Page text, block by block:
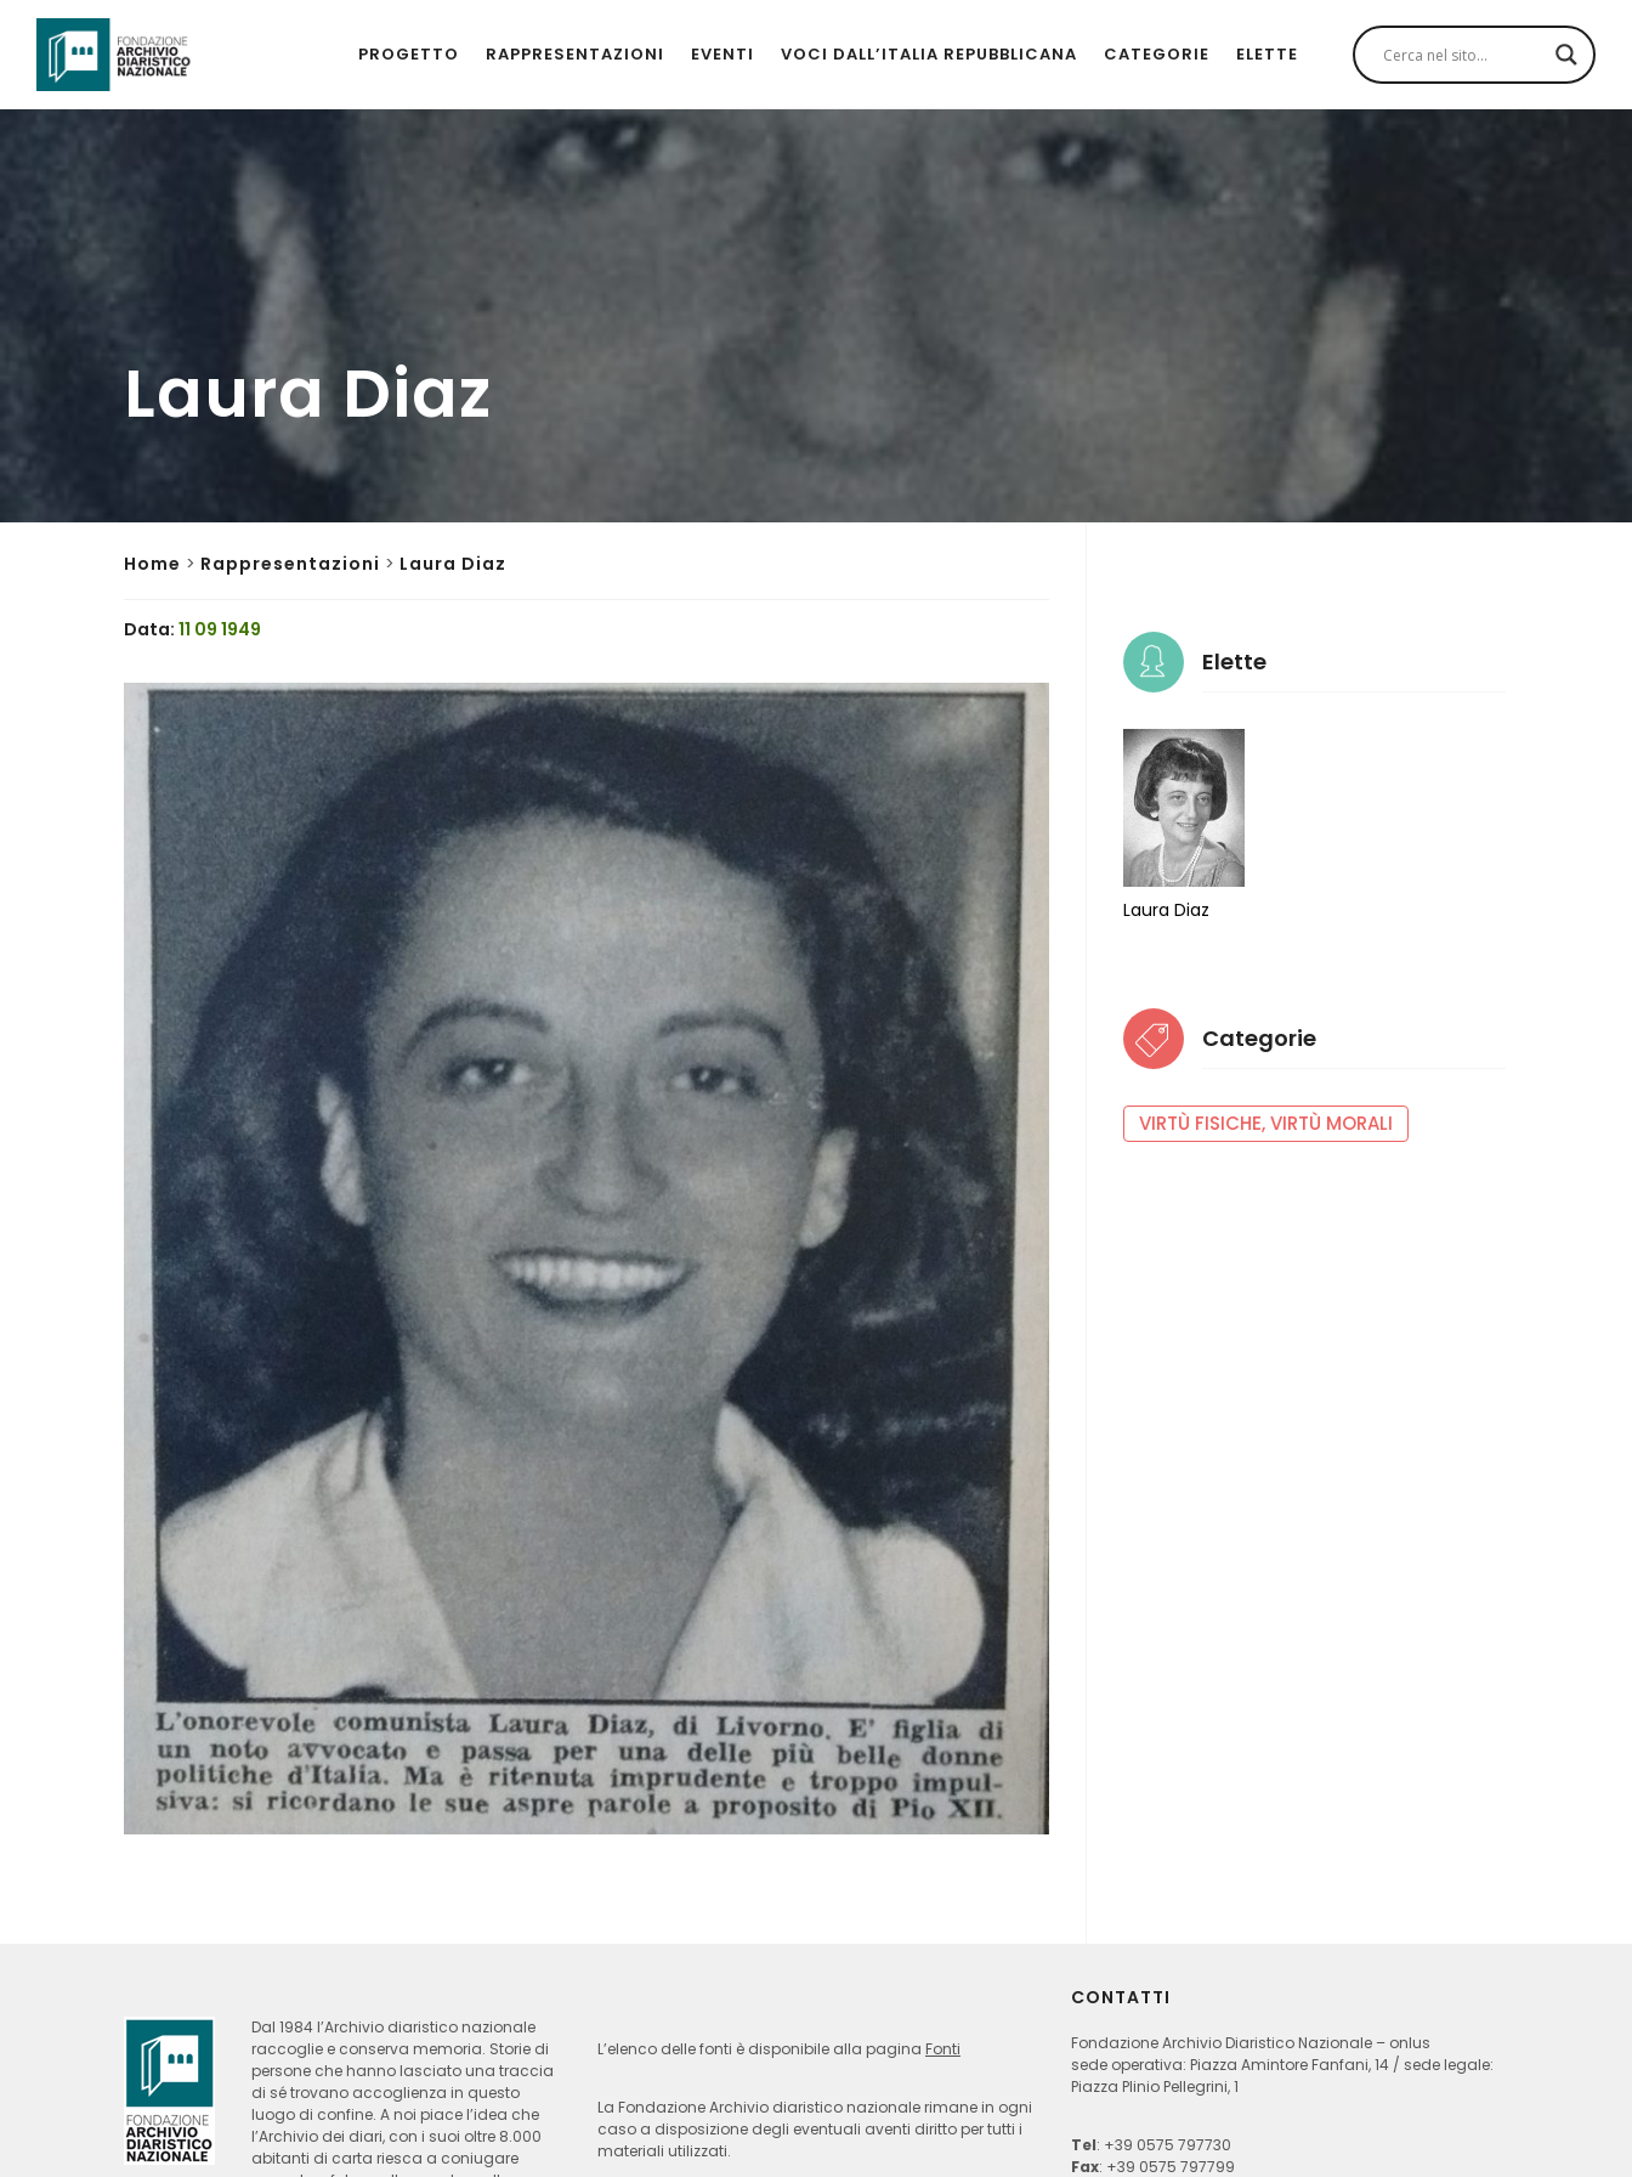
PROGETTO RAPPRESENTAZIONI EVENTI VOCI DALL’ITALIA REPUBBLICANA CATEGORIE ELETTE
Laura Diaz
Home > Rappresentazioni > Laura Diaz
Data: 11 09 1949
Elette
Laura Diaz
Categorie
VIRTÙ FISICHE, VIRTÙ MORALI
Dal 1984 l’Archivio diaristico nazionale
raccoglie e conserva memoria. Storie di
persone che hanno lasciato una traccia
di sé trovano accoglienza in questo
luogo di confine. A noi piace l’idea che
l’Archivio dei diari, con i suoi oltre 8.000
abitanti di carta riesca a coniugare
L’elenco delle fonti è disponibile alla pagina Fonti
La Fondazione Archivio diaristico nazionale rimane in ogni
caso a disposizione degli eventuali aventi diritto per tutti i
materiali utilizzati.
CONTATTI
Fondazione Archivio Diaristico Nazionale – onlus
sede operativa: Piazza Amintore Fanfani, 14 / sede legale:
Piazza Plinio Pellegrini, 1
Tel: +39 0575 797730
Fax: +39 0575 797799